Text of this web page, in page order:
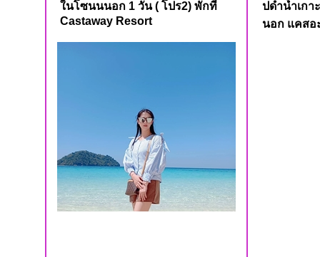
ในโซนนนอก 1 วัน ( โปร2) พักที่
Castaway Resort
ปดำน้ำเกา
นอก แคสอ